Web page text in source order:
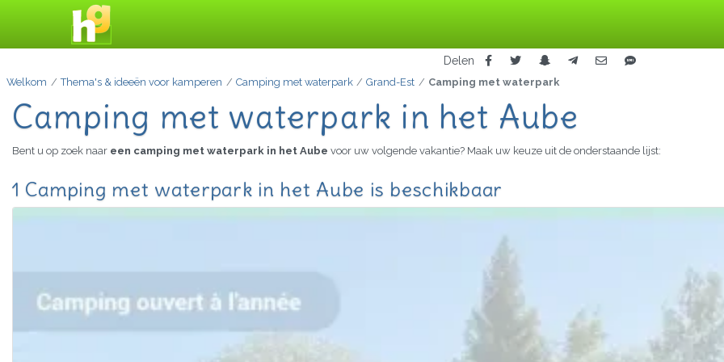
Delen
Welkom Thema's & ideeën voor kamperen Camping met waterpark Grand-Est Camping met waterpark
Camping met waterpark in het Aube
Bent u op zoek naar een camping met waterpark in het Aube voor uw volgende vakantie? Maak uw keuze uit de onderstaande lijst:
1 Camping met waterpark in het Aube is beschikbaar